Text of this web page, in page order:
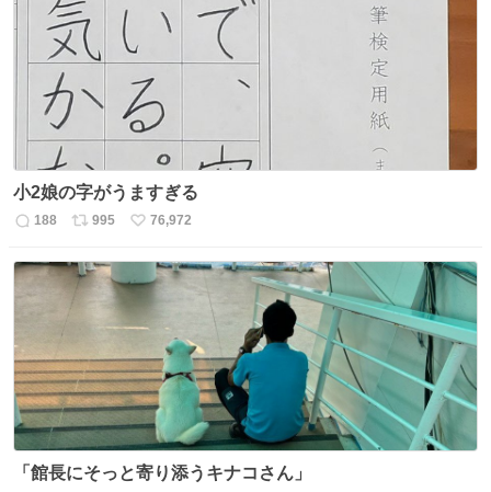
ト
数
小2娘の字がうますぎる
返
数
188
リ
ス
995
い
ね
76,972
「館長にそっと寄り添うキナコさん」